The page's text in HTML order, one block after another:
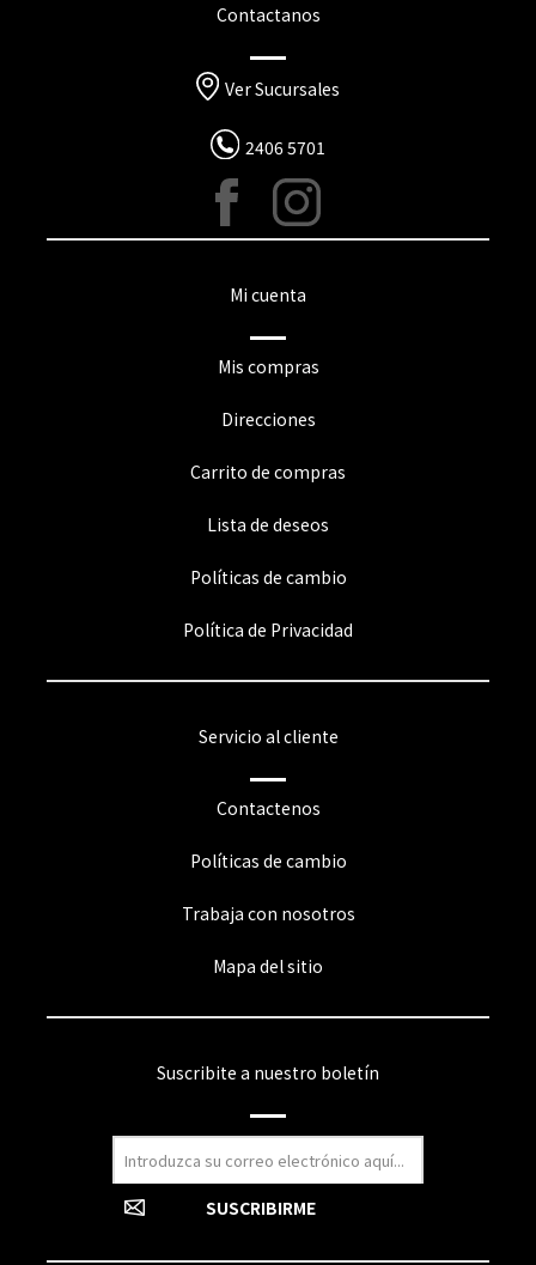
Contactanos
Ver Sucursales
2406 5701
Mi cuenta
Mis compras
Direcciones
Carrito de compras
Lista de deseos
Políticas de cambio
Política de Privacidad
Servicio al cliente
Contactenos
Políticas de cambio
Trabaja con nosotros
Mapa del sitio
Suscribite a nuestro boletín